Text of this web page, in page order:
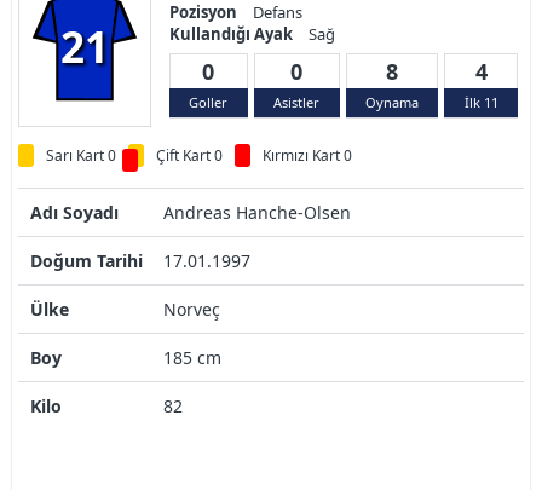
21
Pozisyon
Defans
Kullandığı Ayak
Sağ
0
Goller
0
Asistler
8
Oynama
4
İlk 11
Sarı Kart 0 Çift Kart 0 Kırmızı Kart 0
Adı Soyadı Andreas Hanche-Olsen
Doğum Tarihi 17.01.1997
Ülke Norveç
Boy 185 cm
Kilo 82